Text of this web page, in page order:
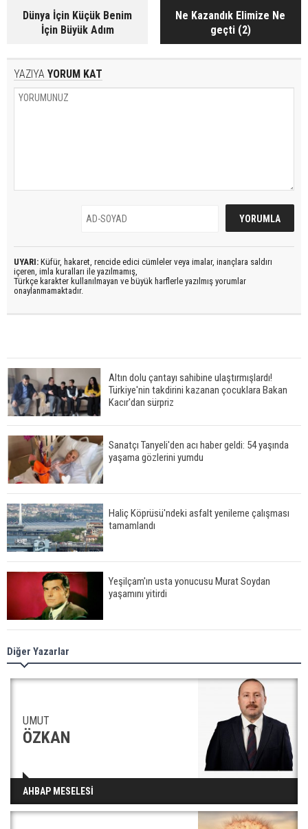
Dünya İçin Küçük Benim
İçin Büyük Adım
Ne Kazandık Elimize Ne
geçti (2)
YAZIYA YORUM KAT
UYARI: Küfür, hakaret, rencide edici cümleler veya imalar, inançlara saldırı
içeren, imla kuralları ile yazılmamış,
Türkçe karakter kullanılmayan ve büyük harflerle yazılmış yorumlar
onaylanmamaktadır.
Altın dolu çantayı sahibine ulaştırmışlardı!
Türkiye'nin takdirini kazanan çocuklara Bakan
Kacır'dan sürpriz
Sanatçı Tanyeli'den acı haber geldi: 54 yaşında
yaşama gözlerini yumdu
Haliç Köprüsü'ndeki asfalt yenileme çalışması
tamamlandı
Yeşilçam'ın usta yonucusu Murat Soydan
yaşamını yitirdi
görüntülendi
Diğer Yazarlar
UMUT
ÖZKAN
AHBAP MESELESİ